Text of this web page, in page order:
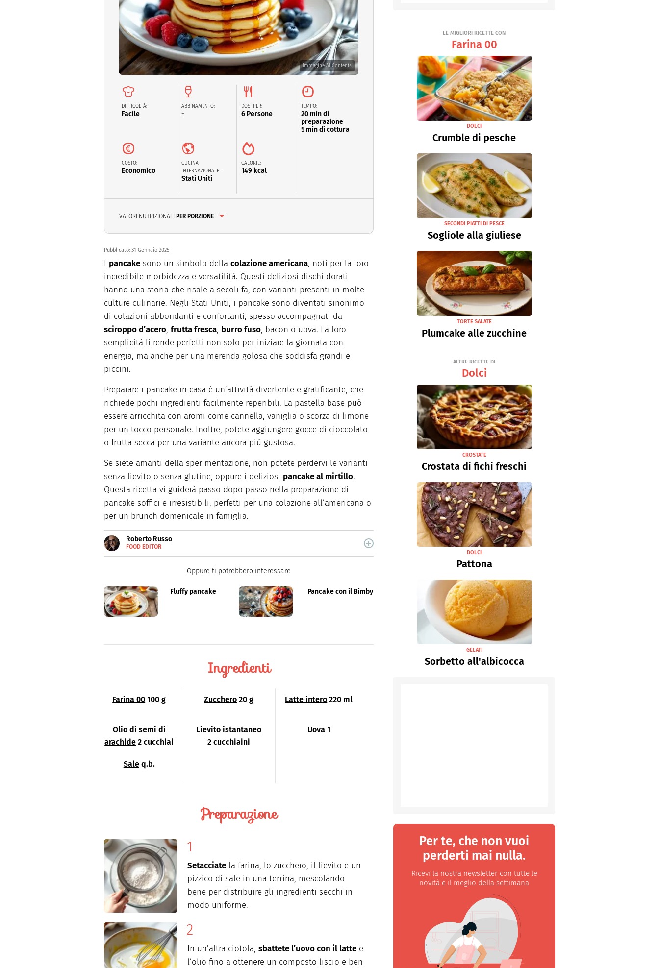
Dolci Pasqua
San Valentino
Immagine AI Contents
DIFFICOLTÀ:
Facile
ABBINAMENTO:
-
COSTO:
Economico
CUCINA
INTERNAZIONALE:
Stati Uniti
DOSI PER:
6 Persone
CALORIE:
149 kcal
TEMPO:
20 min di
preparazione
5 min di cottura
VALORI NUTRIZIONALI PER PORZIONE
Pubblicato: 31 Gennaio 2025
I pancake sono un simbolo della colazione americana, noti per la loro
incredibile morbidezza e versatilità. Questi deliziosi dischi dorati
hanno una storia che risale a secoli fa, con varianti presenti in molte
culture culinarie. Negli Stati Uniti, i pancake sono diventati sinonimo
di colazioni abbondanti e confortanti, spesso accompagnati da
sciroppo d’acero, frutta fresca, burro fuso, bacon o uova. La loro
semplicità li rende perfetti non solo per iniziare la giornata con
energia, ma anche per una merenda golosa che soddisfa grandi e
piccini.
Preparare i pancake in casa è un’attività divertente e gratificante, che
richiede pochi ingredienti facilmente reperibili. La pastella base può
essere arricchita con aromi come cannella, vaniglia o scorza di limone
per un tocco personale. Inoltre, potete aggiungere gocce di cioccolato
o frutta secca per una variante ancora più gustosa.
Se siete amanti della sperimentazione, non potete perdervi le varianti
senza lievito o senza glutine, oppure i deliziosi pancake al mirtillo.
Questa ricetta vi guiderà passo dopo passo nella preparazione di
pancake soffici e irresistibili, perfetti per una colazione all’americana o
per un brunch domenicale in famiglia.
Roberto Russo
FOOD EDITOR
Roberto Russo unisce la passione per libri e cucina. Ha pubblicato vari libri di
Oppure ti potrebbero interessare
Fluffy pancake Pancake con il Bimby
Ingredienti
Farina 00 100 g Zucchero 20 g Latte intero 220 ml
Olio di semi di
arachide 2 cucchiai
Lievito istantaneo
2 cucchiaini
Uova 1
Sale q.b.
Preparazione
Setacciate la farina, lo zucchero, il lievito e un
pizzico di sale in una terrina, mescolando
bene per distribuire gli ingredienti secchi in
modo uniforme.
In un’altra ciotola, sbattete l’uovo con il latte e
l’olio fino a ottenere un composto liscio e ben
LE MIGLIORI RICETTE CON
Farina 00
DOLCI
Crumble di pesche
SECONDI PIATTI DI PESCE
Sogliole alla giuliese
TORTE SALATE
Plumcake alle zucchine
ALTRE RICETTE DI
Dolci
CROSTATE
Crostata di fichi freschi
DOLCI
Pattona
GELATI
Sorbetto all'albicocca
Per te, che non vuoi
perderti mai nulla.
Ricevi la nostra newsletter con tutte le
novità e il meglio della settimana